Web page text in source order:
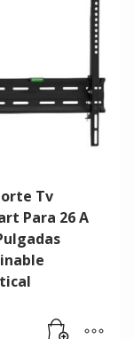
Tv
Para 26 A